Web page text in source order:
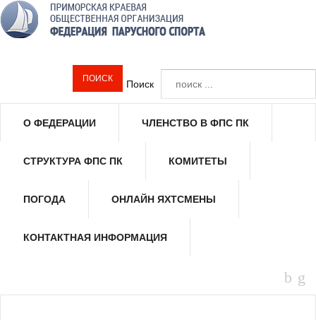
Поиск
О ФЕДЕРАЦИИ ЧЛЕНСТВО В ФПС ПК
СТРУКТУРА ФПС ПК КОМИТЕТЫ
ПОГОДА ОНЛАЙН ЯХТСМЕНЫ
КОНТАКТНАЯ ИНФОРМАЦИЯ